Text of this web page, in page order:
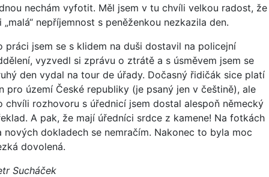
nechám vyfotit. Měl jsem v tu chvíli velkou radost, že
„malá“ nepříjemnost s peněženkou nezkazila den.
práci jsem se s klidem na duši dostavil na policejní
vyzvedl si zprávu o ztrátě a s úsměvem jsem se
den vydal na tour de úřady. Dočasný řidičák sice platí
pro území České republiky (je psaný jen v češtině), ale
chvíli rozhovoru s úřednicí jsem dostal alespoň německý
A pak, že mají úředníci srdce z kamene! Na fotkách
nových dokladech se nemračím. Nakonec to byla moc
dovolená.
Sucháček